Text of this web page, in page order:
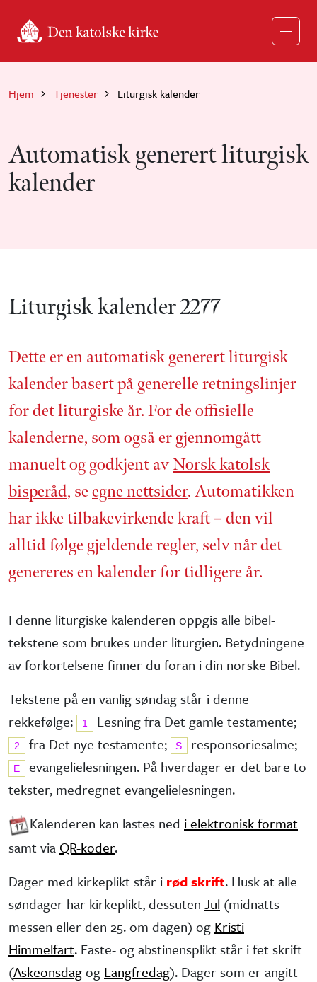
Hjem Tjenester Liturgisk kalender
Automatisk generert liturgisk
kalender
Liturgisk kalender 2277
Dette er en automatisk generert liturgisk
kalender basert på generelle retnings­linjer
for det liturgiske år. For de offisielle
kalenderne, som også er gjennom­gått
manuelt og godkjent avNorsk katolsk
bisperåd, se egne nettsider. Automatikken
har ikke tilbake­virkende kraft – den vil
alltid følge gjeldende regler, selv når det
genereres en kalender for tidligere år.
I denne liturgiske kalenderen oppgis alle bibel­
tekstene som brukes under liturgien. Betydningene
av forkortelsene finner du foran i din norske Bibel.
Tekstene på en vanlig søndag står i denne
rekkefølge:
1 Lesning fra Det gamle testa­mente;
2 fra Det nye testa­mente; S responsorie­salme;
E
evangelie­lesningen. På hverdager er det bare to
tekster, medregnet evangelielesningen.
Kalenderen kan lastes ned i elektronisk format
samt via QR-koder.
Dager med kirkeplikt står i rød skrift. Husk at alle
søndager har kirke­plikt, dessuten Jul (midnatts­
messen eller den 25. om dagen) og Kristi
Himmelfart. Faste- og abstinens­plikt står i fet skrift
(Askeonsdagog Langfredag). Dager som er angitt